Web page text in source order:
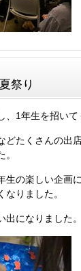
祭り
、1年生を招いて
どたくさんの出
生の楽しい企画
なりました。
になりました。